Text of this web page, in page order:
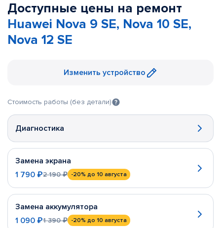
Доступные цены на ремонт
Huawei Nova 9 SE, Nova 10 SE,
Nova 12 SE
Изменить устройство
Стоимость работы (без детали)
Диагностика
Замена экрана
1 790 ₽2 190 ₽ -20% до 10 августа
Замена аккумулятора
1 090 ₽1 390 ₽ -20% до 10 августа